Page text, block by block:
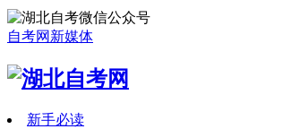
自考网新媒体
新手必读